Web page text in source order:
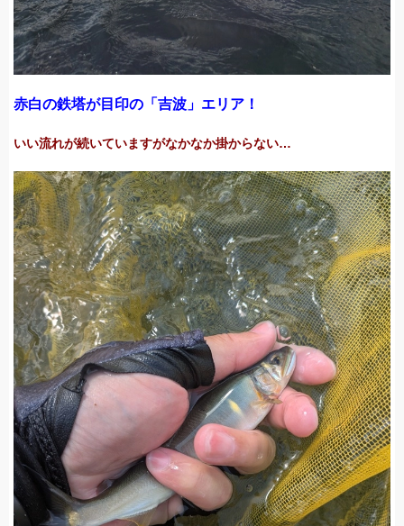
赤白の鉄塔が目印の「吉波」エリア！
いい流れが続いていますがなかなか掛からない…